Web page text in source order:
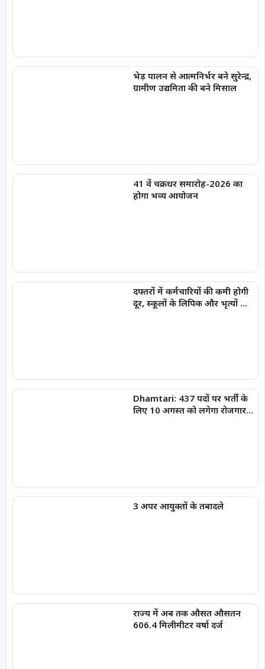
भेड़ पालन से आत्मनिर्भर बने सुरेन्द्र,
ग्रामीण उद्यमिता की बने मिसाल
41 वें चक्रधर समारोह-2026 का
होगा भव्य आयोजन
दफ्तरों में कर्मचारियों की कमी होगी
दूर, स्कूलों के लिपिक और भृत्यों की
Dhamtari: 437 पदों पर भर्ती के
लिए 10 अगस्त को लगेगा रोजगार
3 अपर आयुक्तों के तबादले
राज्य में अब तक औसत औसतन
606.4 मिलीमीटर वर्षा दर्ज